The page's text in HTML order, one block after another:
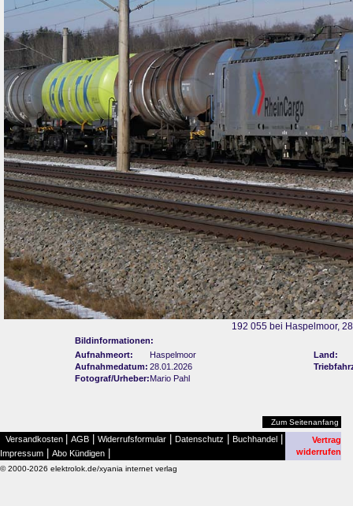
192 055 bei Haspelmoor,
Bildinformationen:
Aufnahmeort:
Haspelmoor
Land:
Aufnahmedatum: 28.01.2026
Fotograf/Urheber:Mario Pahl
Zum Seitenanfang
Versandkosten AGB Widerrufsformular Datenschutz Buchhandel
Impressum Abo Kündigen
Vertrag
widerrufen
© 2000-2026 elektrolok.de/xyania internet verlag